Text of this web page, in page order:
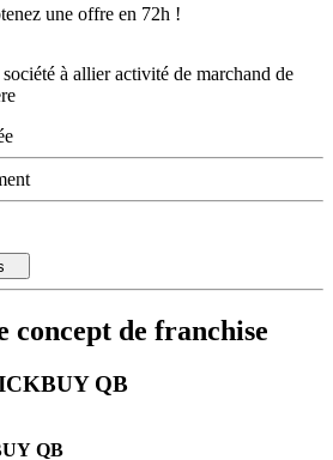
une offre en 72h !
à allier activité de marchand de
concept de franchise
QB
QB